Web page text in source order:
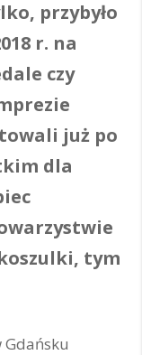
przybyło
r. na
czy
już po
dla
tym